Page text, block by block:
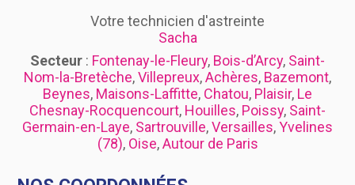
Votre technicien d'astreinte
Sacha
Secteur : Fontenay-le-Fleury, Bois-d’Arcy, Saint-
Nom-la-Bretèche,Villepreux,Achères, Bazemont,
Beynes, Maisons-Laffitte, Chatou, Plaisir, Le
Chesnay-Rocquencourt, Houilles, Poissy, Saint-
Germain-en-Laye, Sartrouville,Versailles,Yvelines
(78), Oise,Autour de Paris